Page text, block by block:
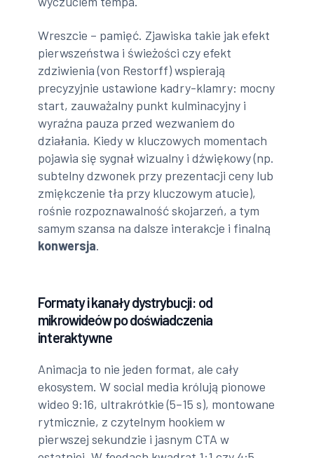
Wreszcie – pamięć. Zjawiska takie jak efekt
pierwszeństwa i świeżości czy efekt
zdziwienia (von Restorff) wspierają
precyzyjnie ustawione kadry-klamry: mocny
start, zauważalny punkt kulminacyjny i
wyraźna pauza przed wezwaniem do
działania. Kiedy w kluczowych momentach
pojawia się sygnał wizualny i dźwiękowy (np.
subtelny dzwonek przy prezentacji ceny lub
zmiękczenie tła przy kluczowym atucie),
rośnie rozpoznawalność skojarzeń, a tym
samym szansa na dalsze interakcje i finalną
konwersja.
Formaty i kanały dystrybucji: od
mikrowideów po doświadczenia
interaktywne
Animacja to nie jeden format, ale cały
ekosystem. W social media królują pionowe
wideo 9:16, ultrakrótkie (5–15 s), montowane
rytmicznie, z czytelnym hookiem w
pierwszej sekundzie i jasnym CTA w